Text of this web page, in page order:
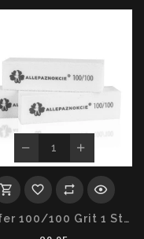
Buffer 100/100 Grit 1 Stk.